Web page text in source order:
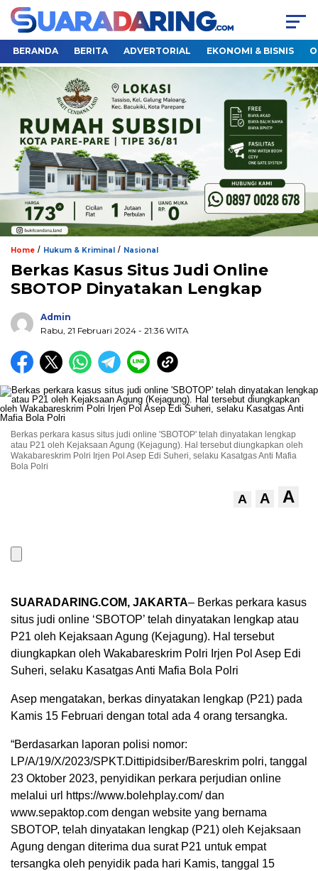
BERANDA BERITA ADVERTORIAL EKONOMI & BISNIS
Home / Hukum & Kriminal / Nasional
Berkas Kasus Situs Judi Online
SBOTOP Dinyatakan Lengkap
Admin
Rabu, 21 Februari 2024 - 21:36 WITA
Berkas perkara kasus situs judi online 'SBOTOP' telah dinyatakan lengkap
atau P21 oleh Kejaksaan Agung (Kejagung). Hal tersebut diungkapkan oleh
Wakabareskrim Polri Irjen Pol Asep Edi Suheri, selaku Kasatgas Anti Mafia
Bola Polri
A A A
SUARADARING.COM, JAKARTA– Berkas perkara kasus
situs judi online ‘SBOTOP’ telah dinyatakan lengkap atau
P21 oleh Kejaksaan Agung (Kejagung). Hal tersebut
diungkapkan oleh Wakabareskrim Polri Irjen Pol Asep Edi
Suheri, selaku Kasatgas Anti Mafia Bola Polri
Asep mengatakan, berkas dinyatakan lengkap (P21) pada
Kamis 15 Februari dengan total ada 4 orang tersangka.
“Berdasarkan laporan polisi nomor:
LP/A/19/X/2023/SPKT.Dittipidsiber/Bareskrim polri, tanggal
23 Oktober 2023, penyidikan perkara perjudian online
melalui url https://www.bolehplay.com/ dan
www.sepaktop.com dengan website yang bernama
SBOTOP, telah dinyatakan lengkap (P21) oleh Kejaksaan
Agung dengan diterima dua surat P21 untuk empat
tersangka oleh penyidik pada hari Kamis, tanggal 15